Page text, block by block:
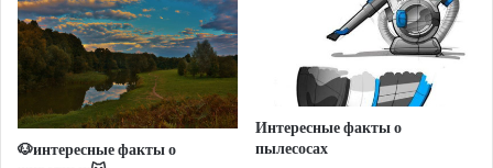
🐶интересные факты о
Интересные факты о
пылесосах